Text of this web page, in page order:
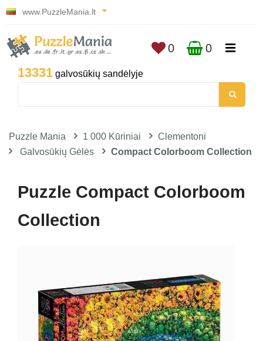
www.PuzzleMania.lt
13331 galvosūkių sandėlyje
0 0
Puzzle Mania 1 000 Kūriniai
Clementoni
Galvosūkių Gėlės
Compact Colorboom Collection
Puzzle Compact Colorboom
Collection